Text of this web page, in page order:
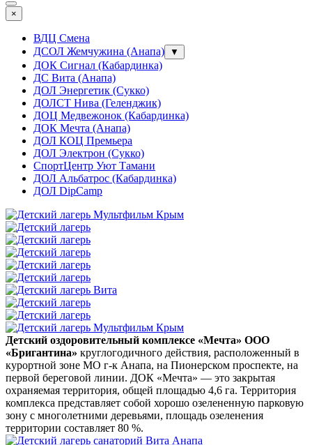
×
ВДЦ Смена
ДСОЛ Жемчужина (Анапа)
▼
ДОК Сигнал (Кабардинка)
ДС Вита (Анапа)
ДОЛ Энергетик (Сукко)
ДОЛСТ Нива (Геленджик)
ДОЦ Медвежонок (Кабардинка)
ДОК Мечта (Анапа)
ДОЛ КОЦ Премьера
ДОЛ Электрон (Сукко)
СпортЦентр Уют Тамани
ДОЛ Альбатрос (Кабардинка)
ДОЛ DipCamp
Детский оздоровительный комплексе «Мечта» ООО
«Бригантина» круглогодичного действия, расположенный в
курортной зоне МО г-к Анапа, на Пионерском проспекте, на
первой береговой линии. ДОК «Мечта» — это закрытая
охраняемая территория, общей площадью 4,6 га. Территория
комплекса представляет собой хорошо озелененную парковую
зону с многолетними деревьями, площадь озеленения
территории составляет 80 %.